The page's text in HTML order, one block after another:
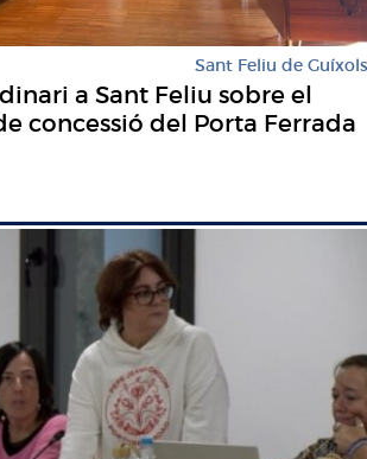
Sant Feliu de Guíxols
a Sant Feliu sobre el
concessió del Porta Ferrada